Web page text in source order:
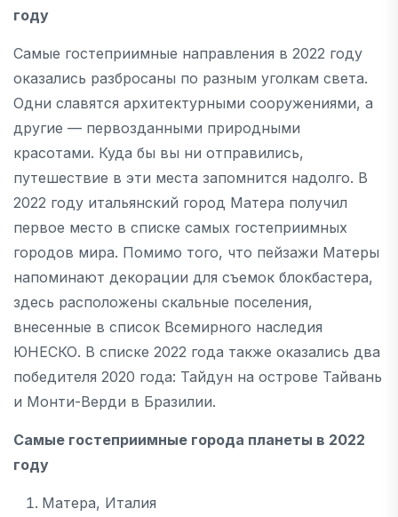
году
Самые гостеприимные направления в 2022 году
оказались разбросаны по разным уголкам света.
Одни славятся архитектурными сооружениями, а
другие — первозданными природными
красотами. Куда бы вы ни отправились,
путешествие в эти места запомнится надолго. В
2022 году итальянский город Матера получил
первое место в списке самых гостеприимных
городов мира. Помимо того, что пейзажи Матеры
напоминают декорации для съемок блокбастера,
здесь расположены скальные поселения,
внесенные в список Всемирного наследия
ЮНЕСКО. В списке 2022 года также оказались два
победителя 2020 года: Тайдун на острове Тайвань
и Монти-Верди в Бразилии.
Самые гостеприимные города планеты в 2022
году
Матера, Италия